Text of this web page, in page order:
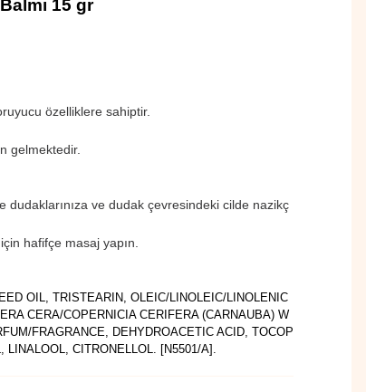
15 gr
özelliklere sahiptir.
gelmektedir.
dudaklarınıza ve dudak çevresindeki cilde nazikç
hafifçe masaj yapın.
OIL, TRISTEARIN, OLEIC/LINOLEIC/LINOLENIC
CERA/COPERNICIA CERIFERA (CARNAUBA) W
FRAGRANCE, DEHYDROACETIC ACID, TOCOP
LINALOOL, CITRONELLOL. [N5501/A].